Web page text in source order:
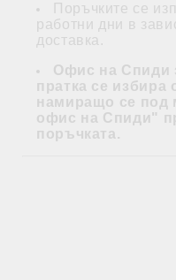
Поръчките се
работни дни в
доставка.
Офис на Спиди
пратка се
намиращо се под
офис на Спиди"
поръчката.